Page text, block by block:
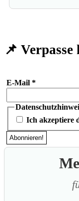
📌
E-Mail *
Ich akzeptiere